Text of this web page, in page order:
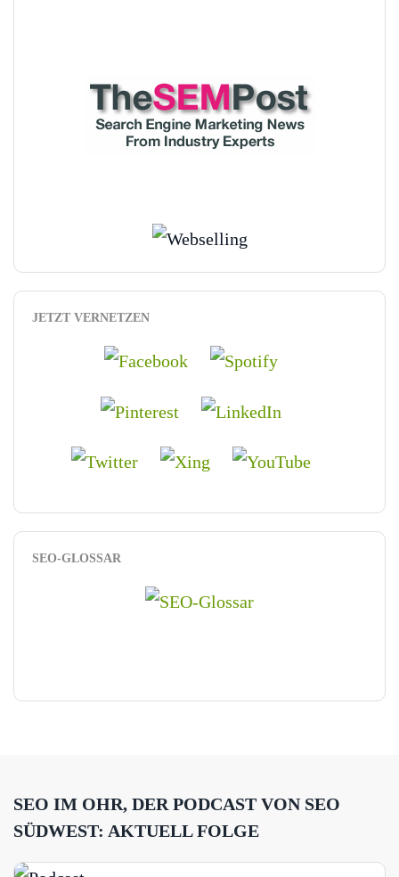
JETZT VERNETZEN
SEO-GLOSSAR
SEO IM OHR, DER PODCAST VON SEO
SÜDWEST: AKTUELL FOLGE